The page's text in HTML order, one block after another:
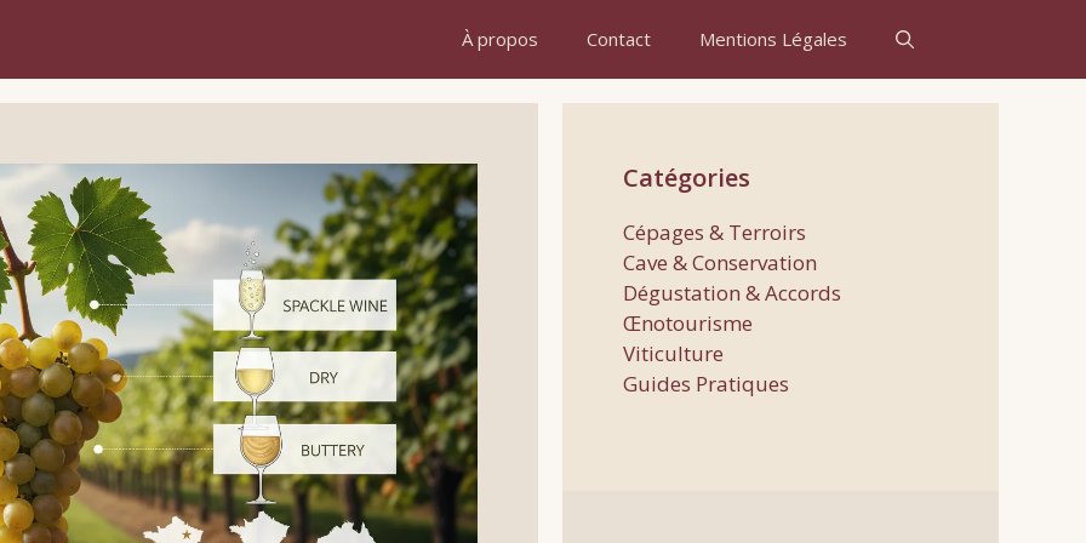
À propos Contact Mentions Légales
Catégories
Cépages & Terroirs
Cave & Conservation
Dégustation & Accords
Œnotourisme
Viticulture
Guides Pratiques